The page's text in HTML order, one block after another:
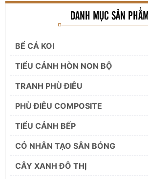
DANH MỤC SẢN PHẨM
BỂ CÁ KOI
TIỂU CẢNH HÒN NON BỘ
TRANH PHÙ ĐIÊU
PHÙ ĐIÊU COMPOSITE
TIỂU CẢNH BẾP
CỎ NHÂN TẠO SÂN BÓNG
CÂY XANH ĐÔ THỊ